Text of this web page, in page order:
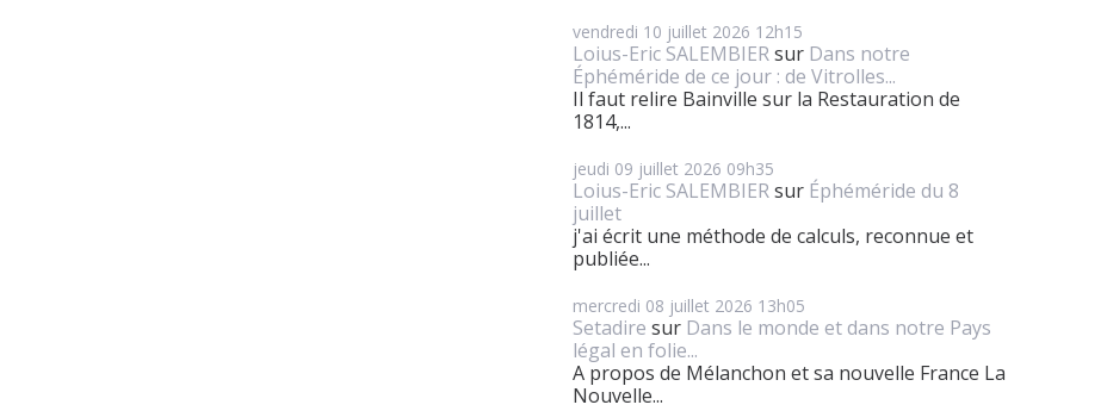
vendredi 10 juillet 2026 12h15
Loius-Eric SALEMBIERsur Dans notre
Éphéméride de ce jour : de Vitrolles...
Il faut relire Bainville sur la Restauration de
1814,...
jeudi 09 juillet 2026 09h35
Loius-Eric SALEMBIERsur Éphéméride du 8
juillet
j'ai écrit une méthode de calculs, reconnue et
publiée...
mercredi 08 juillet 2026 13h05
Setadire sur Dans le monde et dans notre Pays
légal en folie...
A propos de Mélanchon et sa nouvelle France La
Nouvelle...